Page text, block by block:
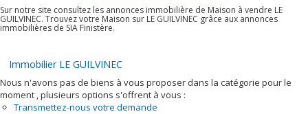
Sur notre site consultez les annonces immobilière de Maison à vendre LE
GUILVINEC. Trouvez votre Maison sur LE GUILVINEC grâce aux annonces
immobilières de SIA Finistère.
Immobilier LE GUILVINEC
Nous n'avons pas de biens à vous proposer dans la catégorie pour le
moment , plusieurs options s'offrent à vous :
Transmettez-nous votre demande